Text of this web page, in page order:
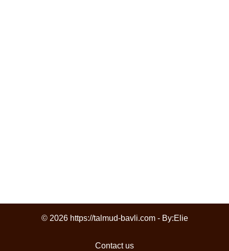
© 2026 https://talmud-bavli.com - By:Elie
Contact us